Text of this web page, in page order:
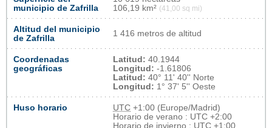
municipio de Zafrilla
106,19 km² (41,00 sq mi)
Altitud del municipio
de Zafrilla
1 416 metros de altitud
Coordenadas
geográficas
Latitud: 40.1944
Longitud: -1.61806
Latitud: 40° 11' 40'' Norte
Longitud: 1° 37' 5'' Oeste
Huso horario UTC +1:00 (Europe/Madrid)
Horario de verano : UTC +2:00
Horario de invierno : UTC +1:00